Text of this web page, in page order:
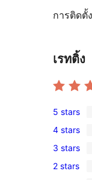
การติดตั้
เรทติ้ง
7
5-
star
reviews
5 stars
0
4-
star
4 stars
0
3-
3 stars
0
2 stars